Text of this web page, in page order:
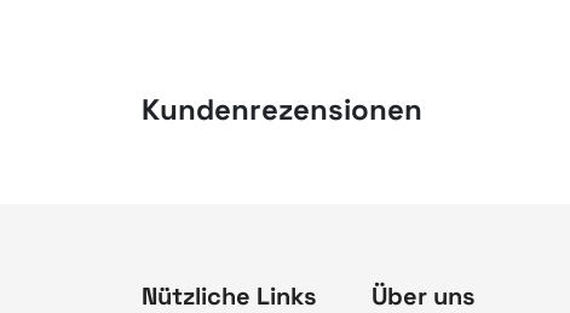
Kundenrezensionen
Nützliche Links Über uns